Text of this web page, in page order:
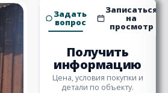
Задать
вопрос
Записаться
на
просмотр
Получить
информацию
Цена, условия покупки и
детали по объекту.